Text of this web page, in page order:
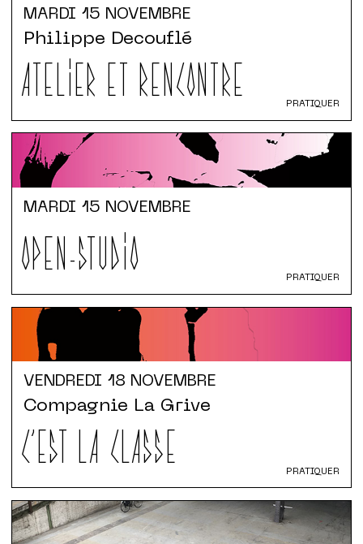
MARDI 15 NOVEMBRE
ATELIER ET RENCONTRE
Philippe Decouflé
PRATIQUER
MARDI 15 NOVEMBRE
OPEN-STUDIO PRATIQUER
VENDREDI 18 NOVEMBRE
C'EST LA CLASSE
Compagnie La Grive
PRATIQUER